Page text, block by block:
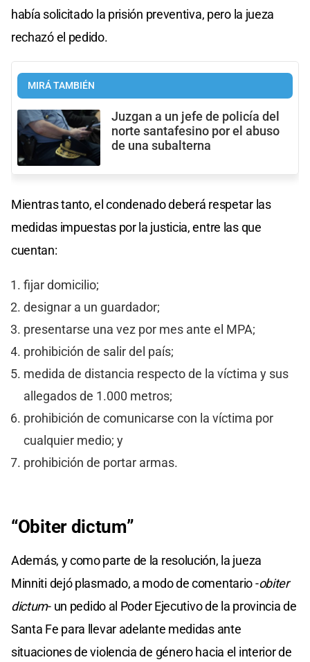
había solicitado la prisión preventiva, pero la jueza
rechazó el pedido.
MIRÁ TAMBIÉN
Juzgan a un jefe de policía del
norte santafesino por el abuso
de una subalterna
Mientras tanto, el condenado deberá respetar las
medidas impuestas por la justicia, entre las que
cuentan:
fijar domicilio;
designar a un guardador;
presentarse una vez por mes ante el MPA;
prohibición de salir del país;
medida de distancia respecto de la víctima y sus
allegados de 1.000 metros;
prohibición de comunicarse con la víctima por
cualquier medio; y
prohibición de portar armas.
“Obiter dictum”
Además, y como parte de la resolución, la jueza
Minniti dejó plasmado, a modo de comentario -obiter
dictum- un pedido al Poder Ejecutivo de la provincia de
Santa Fe para llevar adelante medidas ante
situaciones de violencia de género hacia el interior de